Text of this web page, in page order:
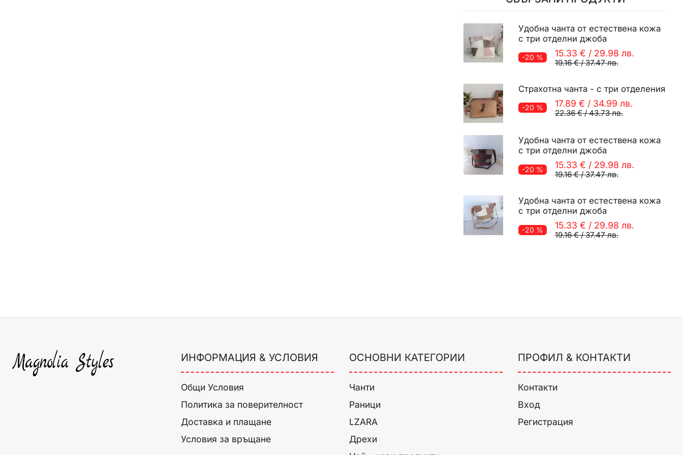
Удобна чанта от естествена кожа
с три отделни джоба
-20 % 15.33 € / 29.98 лв.
19.16 €/37.47 лв.
Страхотна чанта - с три отделения
-20 % 17.89 € / 34.99 лв.
22.36 €/43.73 лв.
Удобна чанта от естествена кожа
с три отделни джоба
-20 % 15.33 € / 29.98 лв.
19.16 €/37.47 лв.
Удобна чанта от естествена кожа
с три отделни джоба
-20 % 15.33 € / 29.98 лв.
19.16 €/37.47 лв.
ИНФОРМАЦИЯ & УСЛОВИЯ
Общи Условия
Политика за поверителност
Доставка и плащане
Условия за връщане
ОСНОВНИ КАТЕГОРИИ
Чанти
Раници
LZARA
Дрехи
ПРОФИЛ & КОНТАКТИ
Контакти
Вход
Регистрация